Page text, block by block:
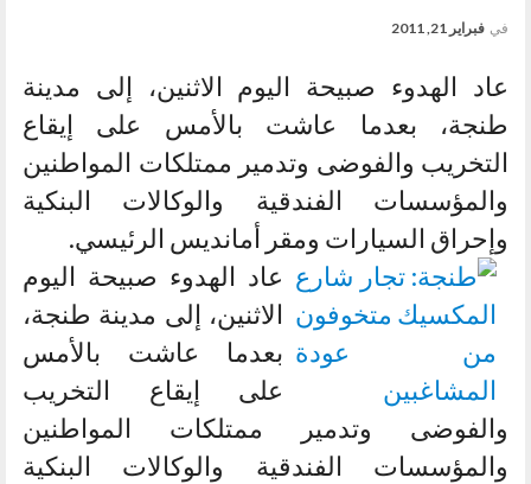
في فبراير 21, 2011
عاد الهدوء صبيحة اليوم الاثنين، إلى مدينة
طنجة، بعدما عاشت بالأمس على إيقاع
التخريب والفوضى وتدمير ممتلكات المواطنين
والمؤسسات الفندقية والوكالات البنكية
وإحراق السيارات ومقر أمانديس الرئيسي.
عاد الهدوء صبيحة اليوم
الاثنين، إلى مدينة طنجة،
بعدما عاشت بالأمس
على إيقاع التخريب
والفوضى وتدمير ممتلكات المواطنين
والمؤسسات الفندقية والوكالات البنكية